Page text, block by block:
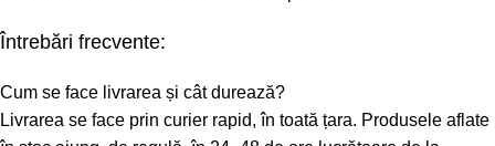
Întrebări frecvente:
Cum se face livrarea și cât durează?
Livrarea se face prin curier rapid, în toată țara. Produsele aflate